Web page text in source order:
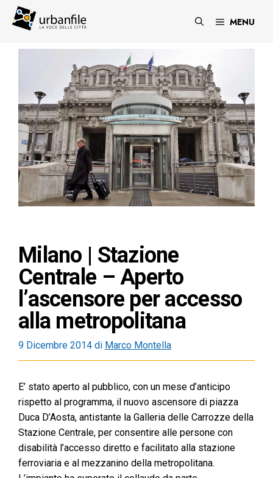
MENU
Milano | Stazione
Centrale – Aperto
l’ascensore per accesso
alla metropolitana
9 Dicembre 2014 di Marco Montella
E’ stato aperto al pubblico, con un mese d’anticipo
rispetto al programma, il nuovo ascensore di piazza
Duca D’Aosta, antistante la Galleria delle Carrozze della
Stazione Centrale, per consentire alle persone con
disabilità l’accesso diretto e facilitato alla stazione
ferroviaria e al mezzanino della metropolitana.